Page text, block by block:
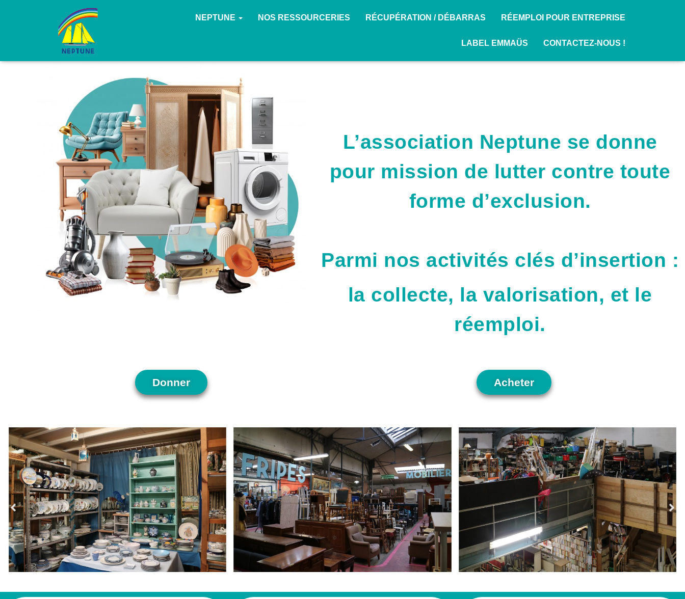
NEPTUNE NOS RESSOURCERIES RÉCUPÉRATION / DÉBARRAS RÉEMPLOI POUR ENTREPRISE
LABEL EMMAÜS CONTACTEZ-NOUS !
L’association Neptune se donne
pour mission de lutter contre toute
forme d’exclusion.
Parmi nos activités clés d’insertion :
la collecte, la valorisation, et le
réemploi.
Donner Acheter